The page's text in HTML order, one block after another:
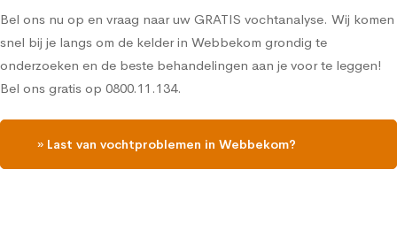
Bel ons nu op en vraag naar uw GRATIS vochtanalyse. Wij komen
snel bij je langs om de kelder in Webbekom grondig te
onderzoeken en de beste behandelingen aan je voor te leggen!
Bel ons gratis op 0800.11.134.
» Last van vochtproblemen in Webbekom?